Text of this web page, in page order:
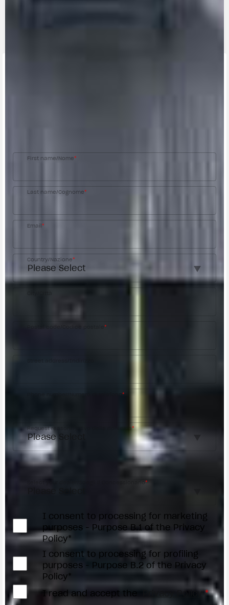
First name/Nome*
Last name/Cognome*
Email *
Country/Nazione*
*
*
Request reason/Motivo della richiesta*
Access the Dealer Locator
*
I consent to processing for marketing
purposes - Purpose B.1 of the Privacy
Policy*
I consent to processing for profiling
purposes - Purpose B.2 of the Privacy
Policy*
I read and accept the
Privacy Policy *